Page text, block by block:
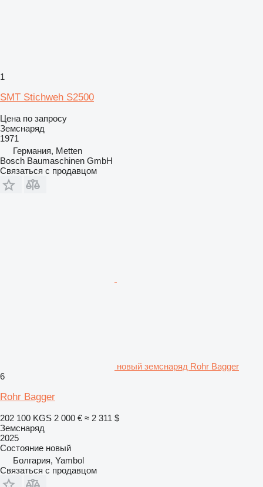
1
SMT Stichweh S2500
Цена по запросу
Земснаряд
1971
Германия, Metten
Bosch Baumaschinen GmbH
Связаться с продавцом
новый земснаряд Rohr Bagger
6
Rohr Bagger
202 100 KGS 2 000 € ≈ 2 311 $
Земснаряд
2025
Состояние новый
Болгария, Yambol
Связаться с продавцом